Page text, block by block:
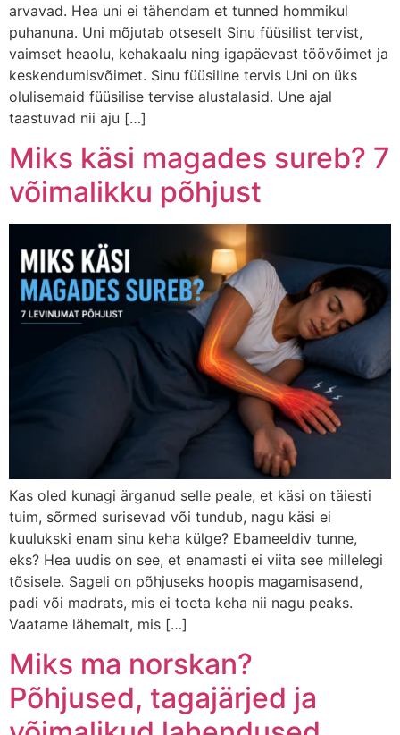
arvavad. Hea uni ei tähendam et tunned hommikul
puhanuna. Uni mõjutab otseselt Sinu füüsilist tervist,
vaimset heaolu, kehakaalu ning igapäevast töövõimet ja
keskendumisvõimet. Sinu füüsiline tervis Uni on üks
olulisemaid füüsilise tervise alustalasid. Une ajal
taastuvad nii aju […]
Miks käsi magades sureb? 7
võimalikku põhjust
Kas oled kunagi ärganud selle peale, et käsi on täiesti
tuim, sõrmed surisevad või tundub, nagu käsi ei
kuulukski enam sinu keha külge? Ebameeldiv tunne,
eks? Hea uudis on see, et enamasti ei viita see millelegi
tõsisele. Sageli on põhjuseks hoopis magamisasend,
padi või madrats, mis ei toeta keha nii nagu peaks.
Vaatame lähemalt, mis […]
Miks ma norskan?
Põhjused, tagajärjed ja